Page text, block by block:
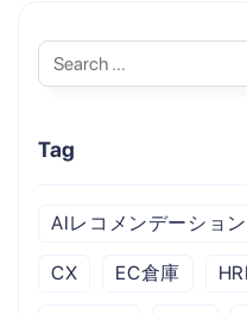
Tag
AIレコメンデーショ
CX EC倉庫